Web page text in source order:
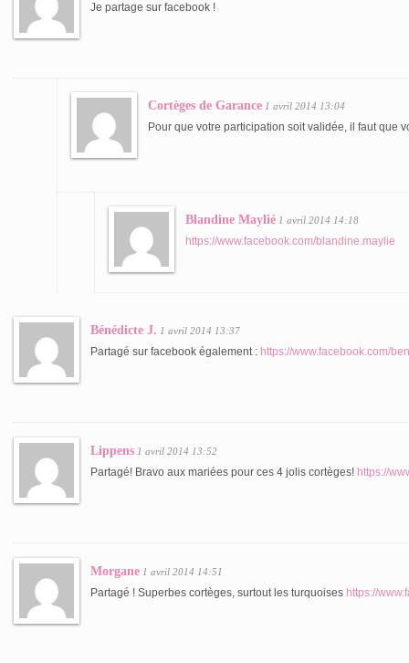
Je partage sur facebook !
Cortèges de Garance 1 avril 2014 13:04
Pour que votre participation soit validée, il faut que
Blandine Maylié 1 avril 2014 14:18
https://www.facebook.com/blandine.maylie
Bénédicte J. 1 avril 2014 13:37
Partagé sur facebook également : https://www.facebook.com/
Lippens 1 avril 2014 13:52
Partagé! Bravo aux mariées pour ces 4 jolis cortèges! https://
Morgane 1 avril 2014 14:51
Partagé ! Superbes cortèges, surtout les turquoises https://